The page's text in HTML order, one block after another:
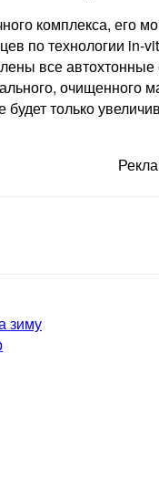
комплекса, его
по технологии in-
все
только
зиму